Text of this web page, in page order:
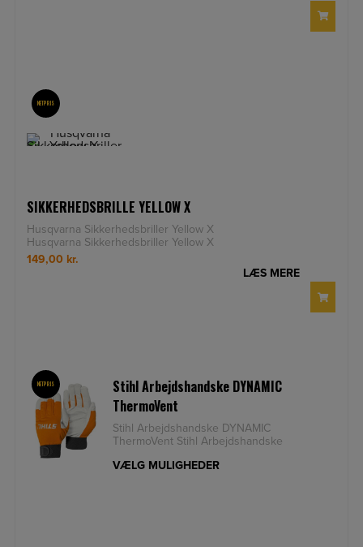
NETPRIS
SIKKERHEDSBRILLE YELLOW X
Husqvarna Sikkerhedsbriller Yellow X
Husqvarna Sikkerhedsbriller Yellow X
Sikkerhedsbriller med
149,00 kr.
LÆS MERE
NETPRIS
Stihl Arbejdshandske DYNAMIC
ThermoVent
Stihl Arbejdshandske DYNAMIC
ThermoVent Stihl Arbejdshandske
m
VÆLG MULIGHEDER